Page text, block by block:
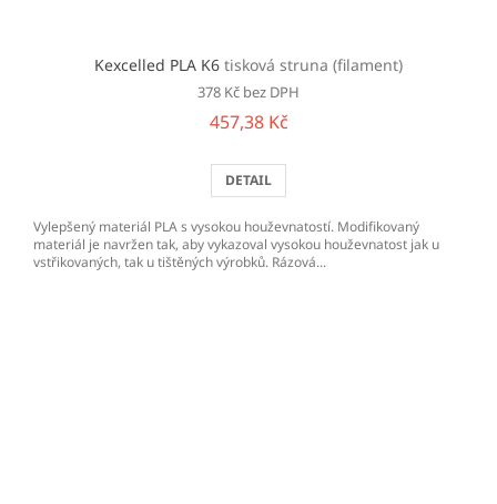
Kexcelled PLA K6 tisková struna (filament)
378 Kč bez DPH
457,38 Kč
DETAIL
Vylepšený materiál PLA s vysokou houževnatostí. Modifikovaný
materiál je navržen tak, aby vykazoval vysokou houževnatost jak u
vstřikovaných, tak u tištěných výrobků. Rázová...